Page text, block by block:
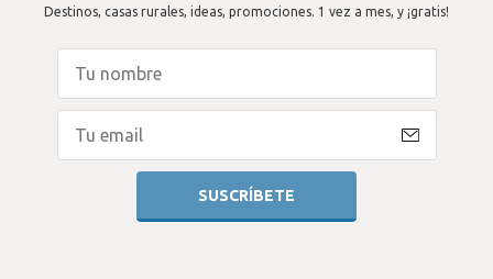
Destinos, casas rurales, ideas, promociones. 1 vez a mes, y ¡gratis!